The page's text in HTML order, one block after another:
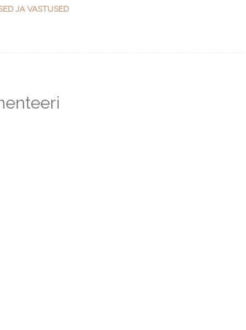
JA VASTUSED